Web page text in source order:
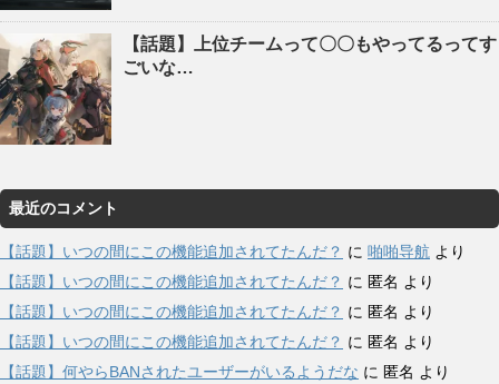
【話題】上位チームって〇〇もやってるってす
ごいな…
最近のコメント
【話題】いつの間にこの機能追加されてたんだ？ に 啪啪导航 より
【話題】いつの間にこの機能追加されてたんだ？ に 匿名 より
【話題】いつの間にこの機能追加されてたんだ？ に 匿名 より
【話題】いつの間にこの機能追加されてたんだ？ に 匿名 より
【話題】何やらBANされたユーザーがいるようだな に 匿名 より